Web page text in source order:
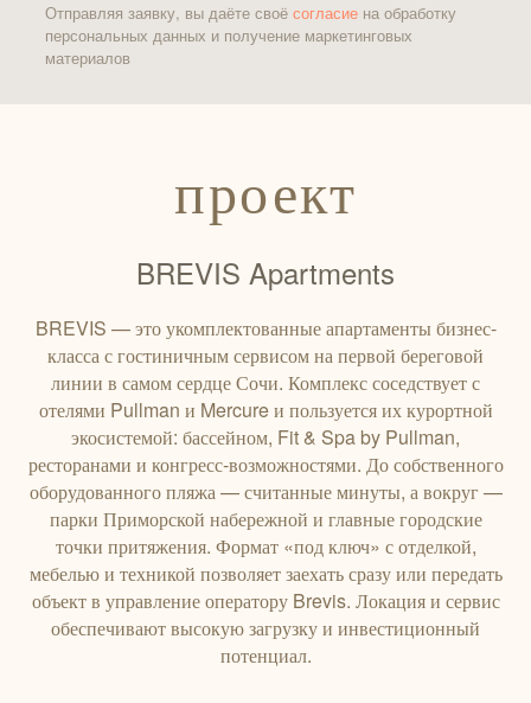
Отправляя заявку, вы даёте своё согласиена обработку
персональных данных и получение маркетинговых
материалов
проект
BREVIS Apartments
BREVIS — это укомплектованные апартаменты бизнес-
класса с гостиничным сервисом на первой береговой
линии в самом сердце Сочи. Комплекс соседствует с
отелями Pullman и Mercure и пользуется их курортной
экосистемой: бассейном, Fit & Spa by Pullman,
ресторанами и конгресс‑возможностями. До собственного
оборудованного пляжа — считанные минуты, а вокруг —
парки Приморской набережной и главные городские
точки притяжения. Формат «под ключ» с отделкой,
мебелью и техникой позволяет заехать сразу или передать
объект в управление оператору Brevis. Локация и сервис
обеспечивают высокую загрузку и инвестиционный
потенциал.